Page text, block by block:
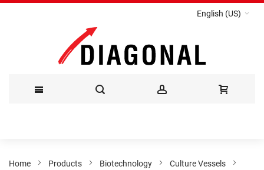
English (US)
Content
Home Products Biotechnology
Culture Vessels